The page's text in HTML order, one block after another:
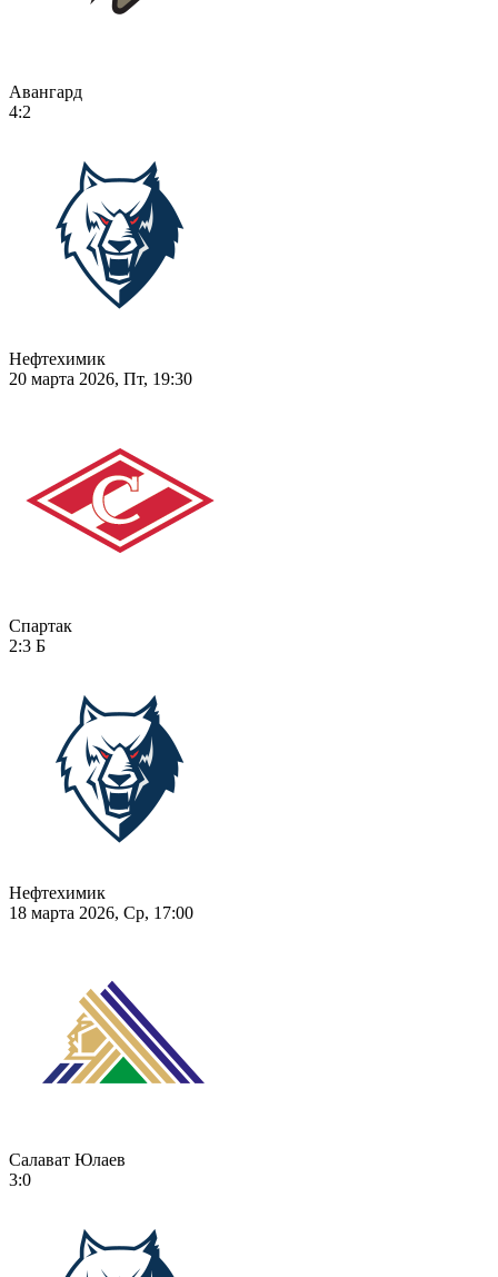
Авангард
4:2
Нефтехимик
20 марта 2026, Пт, 19:30
Спартак
2:3 Б
Нефтехимик
18 марта 2026, Ср, 17:00
Салават Юлаев
3:0